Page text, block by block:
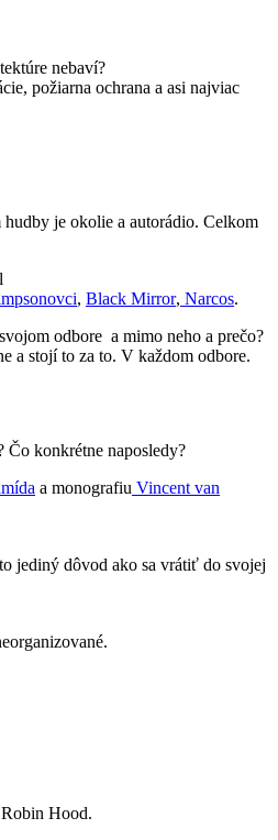
nebaví?
požiarna ochrana a asi najviac
je okolie a autorádio. Celkom
, Black Mirror, Narcos.
odbore a mimo neho a prečo?
a stojí to za to. V každom odbore.
Čo konkrétne naposledy?
a monografiu Vincent van
jediný dôvod ako sa vrátiť do svojej
Hood.